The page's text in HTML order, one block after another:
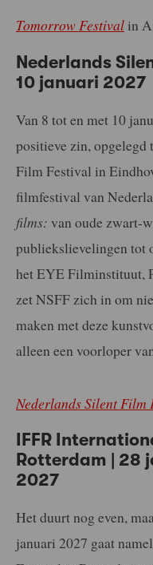
Tomorrow Festival in
Nederlands
10 januari 2027
Van 8 tot en met 10
positieve zin, opgelegd
Film Festival in
filmfestival van
films: van oude zwart-
publiekslievelingen tot
het EYE Filminstituut,
zet NSFF zich in om
maken met deze
alleen een voorloper
Nederlands Silent Film
IFFR
Rotterdam | 28
2027
Het duurt nog even,
januari 2027 gaat